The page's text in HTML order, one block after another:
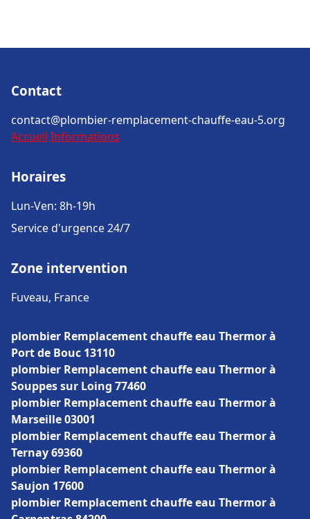
Contact
contact@plombier-remplacement-chauffe-eau-5.org
Accueil Informations
Horaires
Lun-Ven: 8h-19h
Service d'urgence 24/7
Zone intervention
Fuveau, France
plombier Remplacement chauffe eau Thermor à
Port de Bouc 13110
plombier Remplacement chauffe eau Thermor à
Souppes sur Loing 77460
plombier Remplacement chauffe eau Thermor à
Marseille 03001
plombier Remplacement chauffe eau Thermor à
Ternay 69360
plombier Remplacement chauffe eau Thermor à
Saujon 17600
plombier Remplacement chauffe eau Thermor à